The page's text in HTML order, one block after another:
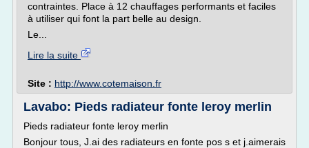
contraintes. Place à 12 chauffages performants et faciles
à utiliser qui font la part belle au design.
Le...
Lire la suite
Site : http://www.cotemaison.fr
Lavabo: Pieds radiateur fonte leroy merlin
Pieds radiateur fonte leroy merlin
Bonjour tous, J.ai des radiateurs en fonte pos s et j.aimerais